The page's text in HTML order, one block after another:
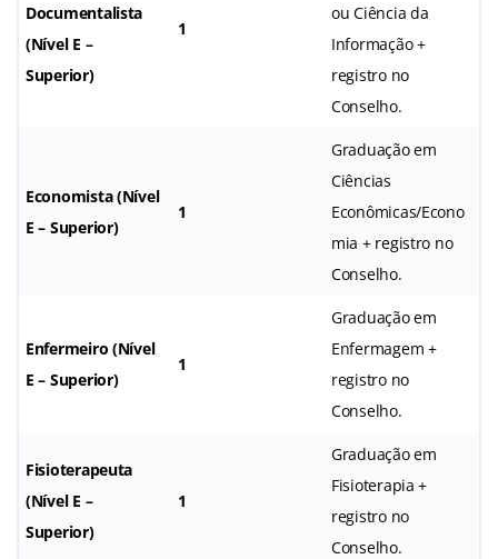
Documentalista
(Nível E –
Superior)
1
ou Ciência da
Informação +
registro no
Conselho.
Economista (Nível
E – Superior)
1
Graduação em
Ciências
Econômicas/Econo
mia + registro no
Conselho.
Enfermeiro (Nível
E – Superior)
1
Graduação em
Enfermagem +
registro no
Conselho.
Fisioterapeuta
(Nível E –
Superior)
1
Graduação em
Fisioterapia +
registro no
Conselho.